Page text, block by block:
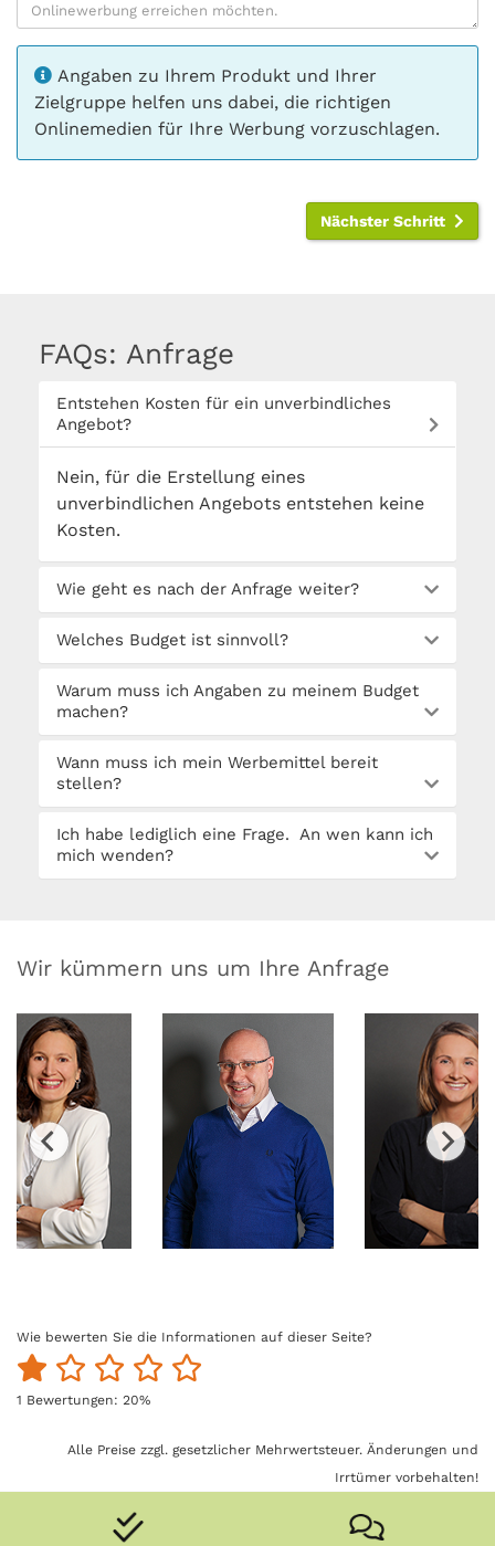
Angaben zu Ihrem Produkt und Ihrer
Zielgruppe helfen uns dabei, die richtigen
Onlinemedien für Ihre Werbung vorzuschlagen.
Nächster Schritt
FAQs: Anfrage
Entstehen Kosten für ein unverbindliches
Angebot?
Nein, für die Erstellung eines
unverbindlichen Angebots entstehen keine
Kosten.
Wie geht es nach der Anfrage weiter?
Welches Budget ist sinnvoll?
Warum muss ich Angaben zu meinem Budget
machen?
Wann muss ich mein Werbemittel bereit
stellen?
Ich habe lediglich eine Frage. An wen kann ich
mich wenden?
Wir kümmern uns um Ihre Anfrage
Wie bewerten Sie die Informationen auf dieser Seite?
1 Bewertungen: 20%
Alle Preise zzgl. gesetzlicher Mehrwertsteuer. Änderungen und
Irrtümer vorbehalten!